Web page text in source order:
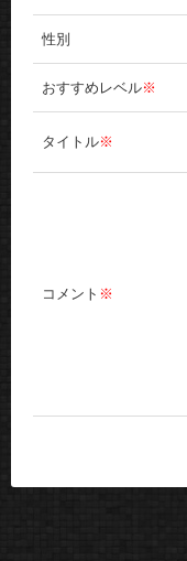
性別
おすすめレベル※
タイトル※
コメント ※